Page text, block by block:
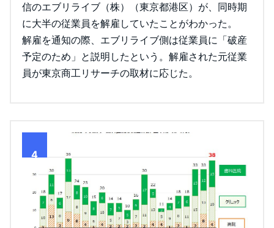
信のエブリライブ（株）（東京都港区）が、同時期
に大半の従業員を解雇していたことがわかった。
解雇を通知の際、エブリライブ側は従業員に「破産
予定のため」と説明したという。解雇された元従業
員が東京商工リサーチの取材に応じた。
4